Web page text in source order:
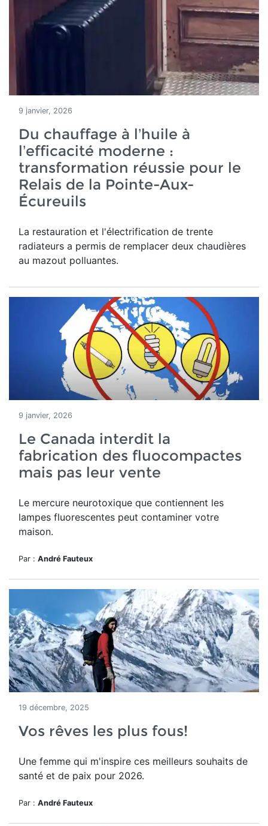
9 janvier, 2026
Du chauffage à l’huile à
l’efficacité moderne :
transformation réussie pour le
Relais de la Pointe-Aux-
Écureuils
La restauration et l'électrification de trente
radiateurs a permis de remplacer deux chaudières
au mazout polluantes.
9 janvier, 2026
Le Canada interdit la
fabrication des fluocompactes
mais pas leur vente
Le mercure neurotoxique que contiennent les
lampes fluorescentes peut contaminer votre
maison.
Par : André Fauteux
19 décembre, 2025
Vos rêves les plus fous!
Une femme qui m'inspire ces meilleurs souhaits de
santé et de paix pour 2026.
Par : André Fauteux